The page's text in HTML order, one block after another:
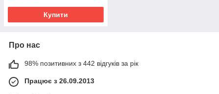
Купити
Про нас
98% позитивних з 442 відгуків за рік
Працює з 26.09.2013